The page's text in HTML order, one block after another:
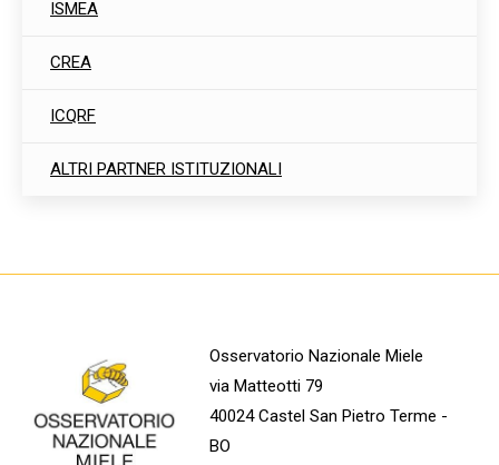
ISMEA
CREA
ICQRF
ALTRI PARTNER ISTITUZIONALI
Osservatorio Nazionale Miele
via Matteotti 79
40024 Castel San Pietro Terme -
BO